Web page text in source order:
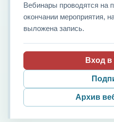
Вебинары проводятся на
окончании мероприятия,
выложена запись.
Вход в
Архив